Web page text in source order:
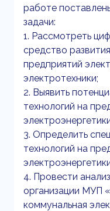
работе
задачи:
1. Рассмотреть
средство
предприятий
электротехники;
2. Выявить
технологий на
3. Определить
технологий на
4. Провести
организации МУП
коммунальная